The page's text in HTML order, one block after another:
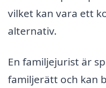
vilket kan vara ett
alternativ.
En familjejurist är
familjerätt och kan